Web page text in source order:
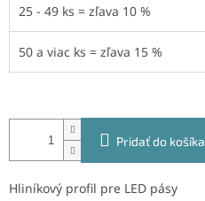
25 - 49 ks = zľava 10 %
50 a viac ks = zľava 15 %
Pridať do košíka
Hliníkový profil pre LED pásy